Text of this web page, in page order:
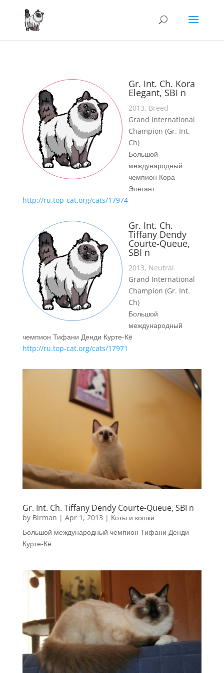
Gr. Int. Ch. Kora
Elegant, SBI n
2013, Breed
Grand International
Champion (Gr. Int.
Ch)
Большой
международный
чемпион Кора
Элегант
http://ru.top-cat.org/cats/17974
Gr. Int. Ch.
Tiffany Dendy
Courte-Queue,
SBI n
2013, Neutral
Grand International
Champion (Gr. Int.
Ch)
Большой
международный
чемпион Тифани Денди Курте-Кё
http://ru.top-cat.org/cats/17971
Gr. Int. Ch. Tiffany Dendy Courte-Queue, SBI n
by Birman | Apr 1, 2013 | Коты и кошки
Большой международный чемпион Тифани Денди
Курте-Кё